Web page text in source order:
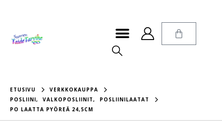
ETUSIVU
VERKKOKAUPPA
POSLIINI, VALKOPOSLIINIT,
POSLIINILAATAT
PO LAATTA PYÖREÄ 24,5CM